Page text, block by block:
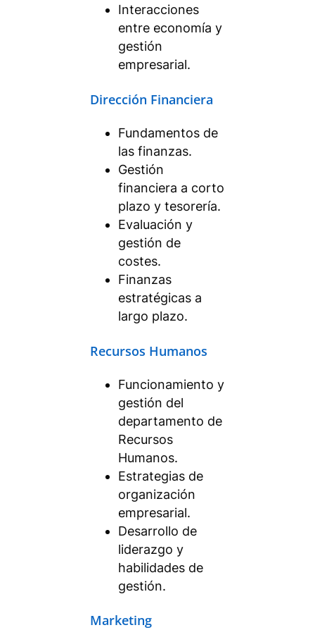
Interacciones
entre economía y
gestión
empresarial.
Dirección Financiera
Fundamentos de
las finanzas.
Gestión
financiera a corto
plazo y tesorería.
Evaluación y
gestión de
costes.
Finanzas
estratégicas a
largo plazo.
Recursos Humanos
Funcionamiento y
gestión del
departamento de
Recursos
Humanos.
Estrategias de
organización
empresarial.
Desarrollo de
liderazgo y
habilidades de
gestión.
Marketing